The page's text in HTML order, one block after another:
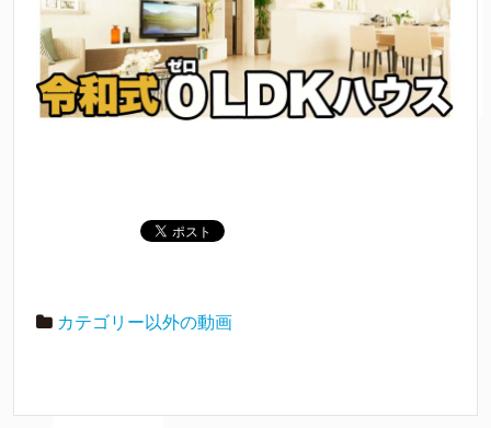
カテゴリー以外の動画